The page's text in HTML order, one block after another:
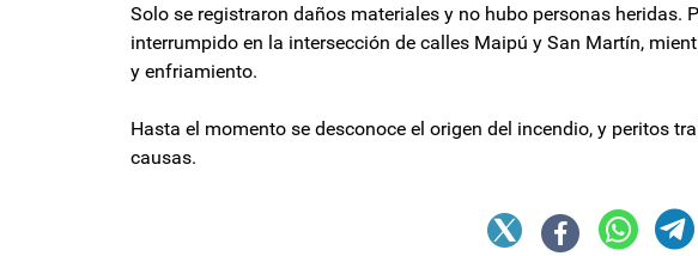
Solo se registraron daños materiales y no hubo personas heridas.
interrumpido en la intersección de calles Maipú y San Martín,
y enfriamiento.
Hasta el momento se desconoce el origen del incendio, y peritos
causas.